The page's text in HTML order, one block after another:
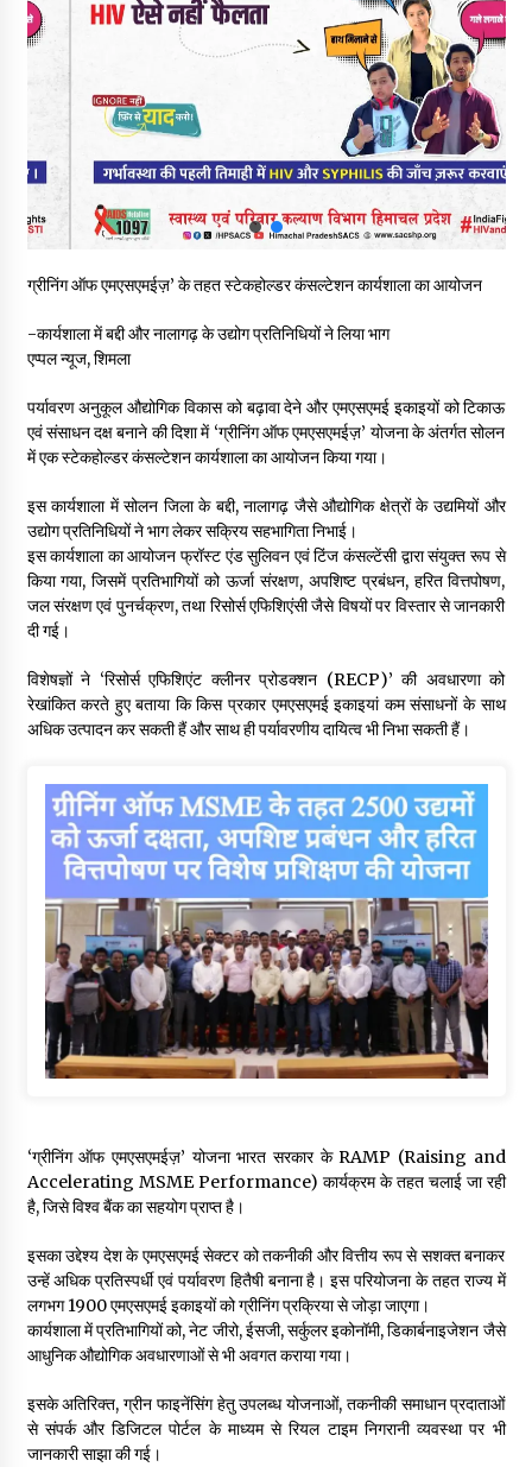
भवन एवं अन्य सन्निर्माण कामगार शीघ्र करवाएं ई-श्रम पोर्टल पर पंजीकरण
05/08/2026
ऊना में PWD का जेई 8 हजार रुपये रिश्वत लेते गिरफ्तार, ठेकेदार का बिल
05/08/2026
स्वास्थ्य विभाग की खरीद में घोटाले की आशंका, स्वतंत्र जांच की मांग, भाजपा
05/08/2026
04/08/2026
पुलिस कांस्टेबल भर्ती के लिए बड़ी राहत, आयु सीमा में 1 वर्ष की छूट आवेदन की
04/08/2026
ग्रीनिंग ऑफ एमएसएमईज़’ के तहत स्टेकहोल्डर कंसल्टेशन कार्यशाला का आयोजन
-कार्यशाला में बद्दी और नालागढ़ के उद्योग प्रतिनिधियों ने लिया भाग
एप्पल न्यूज, शिमला
पर्यावरण अनुकूल औद्योगिक विकास को बढ़ावा देने और एमएसएमई इकाइयों को टिकाऊ
एवं संसाधन दक्ष बनाने की दिशा में ‘ग्रीनिंग ऑफ एमएसएमईज़’ योजना के अंतर्गत सोलन
में एक स्टेकहोल्डर कंसल्टेशन कार्यशाला का आयोजन किया गया।
इस कार्यशाला में सोलन जिला के बद्दी, नालागढ़ जैसे औद्योगिक क्षेत्रों के उद्यमियों और
उद्योग प्रतिनिधियों ने भाग लेकर सक्रिय सहभागिता निभाई।
इस कार्यशाला का आयोजन फ्रॉस्ट एंड सुलिवन एवं टिंज कंसल्टेंसी द्वारा संयुक्त रूप से
किया गया, जिसमें प्रतिभागियों को ऊर्जा संरक्षण, अपशिष्ट प्रबंधन, हरित वित्तपोषण,
जल संरक्षण एवं पुनर्चक्रण, तथा रिसोर्स एफिशिएंसी जैसे विषयों पर विस्तार से जानकारी
दी गई।
विशेषज्ञों ने ‘रिसोर्स एफिशिएंट क्लीनर प्रोडक्शन (RECP)’ की अवधारणा को
रेखांकित करते हुए बताया कि किस प्रकार एमएसएमई इकाइयां कम संसाधनों के साथ
अधिक उत्पादन कर सकती हैं और साथ ही पर्यावरणीय दायित्व भी निभा सकती हैं।
‘ग्रीनिंग ऑफ एमएसएमईज़’ योजना भारत सरकार के RAMP (Raising and
Accelerating MSME Performance) कार्यक्रम के तहत चलाई जा रही
है, जिसे विश्व बैंक का सहयोग प्राप्त है।
इसका उद्देश्य देश के एमएसएमई सेक्टर को तकनीकी और वित्तीय रूप से सशक्त बनाकर
उन्हें अधिक प्रतिस्पर्धी एवं पर्यावरण हितैषी बनाना है। इस परियोजना के तहत राज्य में
लगभग 1900 एमएसएमई इकाइयों को ग्रीनिंग प्रक्रिया से जोड़ा जाएगा।
कार्यशाला में प्रतिभागियों को, नेट जीरो, ईसजी, सर्कुलर इकोनॉमी, डिकार्बनाइजेशन जैसे
आधुनिक औद्योगिक अवधारणाओं से भी अवगत कराया गया।
इसके अतिरिक्त, ग्रीन फाइनेंसिंग हेतु उपलब्ध योजनाओं, तकनीकी समाधान प्रदाताओं
से संपर्क और डिजिटल पोर्टल के माध्यम से रियल टाइम निगरानी व्यवस्था पर भी
जानकारी साझा की गई।